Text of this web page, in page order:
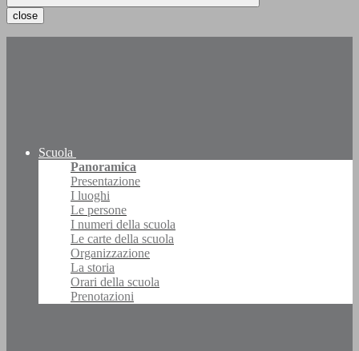
close
Scuola
Panoramica
Presentazione
I luoghi
Le persone
I numeri della scuola
Le carte della scuola
Organizzazione
La storia
Orari della scuola
Prenotazioni